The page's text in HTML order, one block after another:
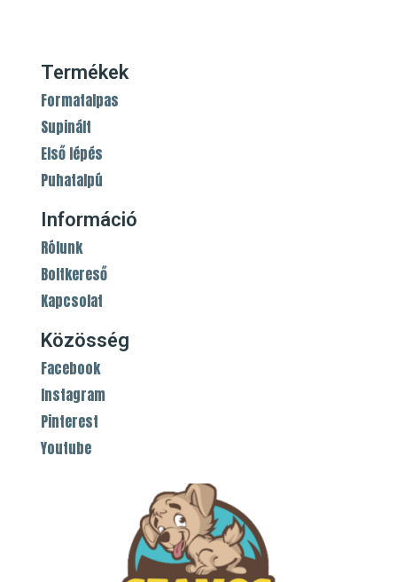
Termékek
Formatalpas
Supinált
Első lépés
Puhatalpú
Információ
Rólunk
Boltkereső
Kapcsolat
Közösség
Facebook
Instagram
Pinterest
Youtube